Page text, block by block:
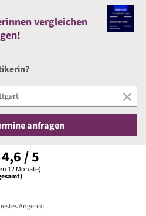
vergleichen
anfragen
4,6 / 5
12 Monate)
Angebot